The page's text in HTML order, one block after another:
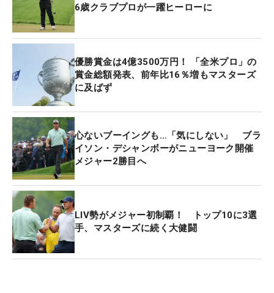
「メジャーに強い選手」と呼ばれていた。
とはいえ、2018年と2019年に全米プロを連覇して
以降はメジャー優勝を挙げられず、PGAツアーのレ
ギュラー大会でも21年のウェイスト・マネジメン
ト・フェニックス・オープンを最後に勝利から遠ざ
かった。
成績低迷の原因はヒザの故障。キャリアの終焉がさ
さやかれるほど彼のヒザは悪化し、2022年はメジャ
ー4大会すべてにおいて予選落ちと下位どまりの惨
たんたる結果になった。そして、身も心もゴルフも
ボロボロになったケプカは、全英オープン終了後に
LIVゴルフへ移籍した。
そんなケプカが今春から復活。フロリダ州オーラン
6歳クラブプロが一躍ヒーローに
優勝賞金は4億3500万円！ 「全米プロ」の
賞金総額発表、前年比16％増もマスターズ
に及ばず
心ないブーイングも…「気にしない」 ブラ
イソン・デシャンボーがニューヨーク開催
メジャー2勝目へ
LIV勢がメジャー初制覇！ トップ10に3選
手、マスターズに続く大健闘